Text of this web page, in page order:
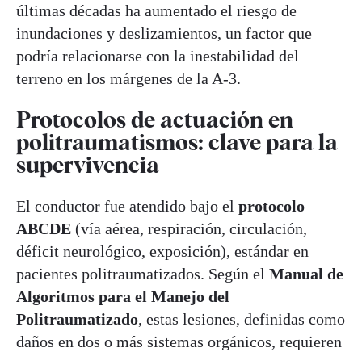
últimas décadas ha aumentado el riesgo de
inundaciones y deslizamientos, un factor que
podría relacionarse con la inestabilidad del
terreno en los márgenes de la A-3.
Protocolos de actuación en
politraumatismos: clave para la
supervivencia
El conductor fue atendido bajo el protocolo
ABCDE (vía aérea, respiración, circulación,
déficit neurológico, exposición), estándar en
pacientes politraumatizados. Según el Manual de
Algoritmos para el Manejo del
Politraumatizado, estas lesiones, definidas como
daños en dos o más sistemas orgánicos, requieren